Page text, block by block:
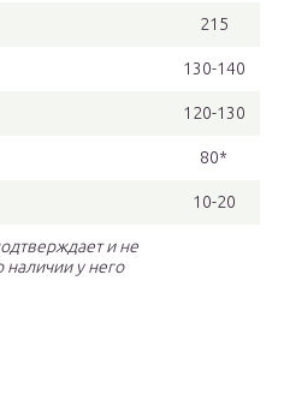
215
130-140
120-130
80*
10-20
и не
наличии у него